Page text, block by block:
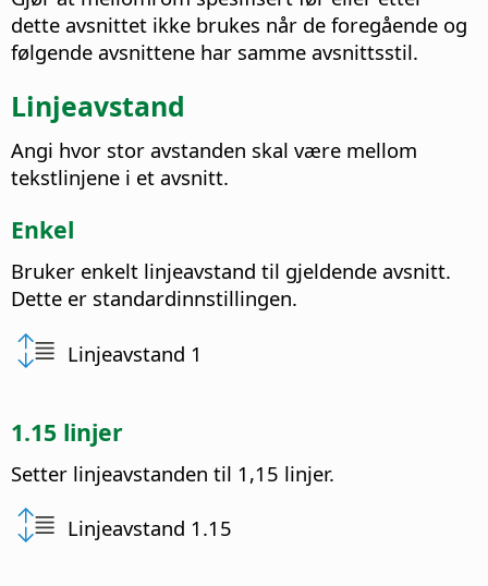
dette avsnittet ikke brukes når de foregående og
følgende avsnittene har samme avsnittsstil.
Linjeavstand
Angi hvor stor avstanden skal være mellom
tekstlinjene i et avsnitt.
Enkel
Bruker enkelt linjeavstand til gjeldende avsnitt.
Dette er standardinnstillingen.
Linjeavstand 1
1.15 linjer
Setter linjeavstanden til 1,15 linjer.
Linjeavstand 1.15